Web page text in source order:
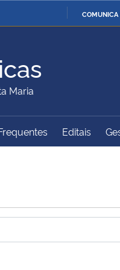
COMUNICA
Ministério da Defesa
Ministério da Cidadania
Ministério do
Maria
Editais